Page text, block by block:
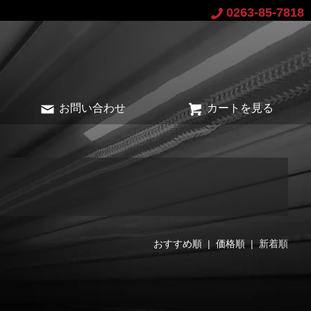
0263-85-7818
お問い合わせ カートを見る
おすすめ順| 価格順| 新着順